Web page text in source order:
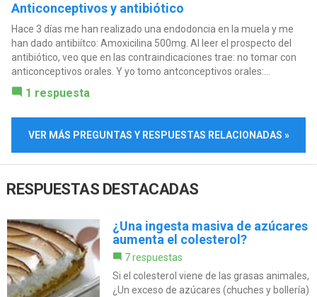
Anticonceptivos y antibiótico
Hace 3 días me han realizado una endodoncia en la muela y me
han dado antibiítco: Amoxicilina 500mg. Al leer el prospecto del
antibiótico, veo que en las contraindicaciones trae: no tomar con
anticonceptivos orales. Y yo tomo antconceptivos orales:...
1 respuesta
VER MÁS PREGUNTAS Y RESPUESTAS RELACIONADAS »
RESPUESTAS DESTACADAS
¿Una ingesta masiva de azúcares
aumenta el colesterol?
7 respuestas
Si el colesterol viene de las grasas animales,
¿Un exceso de azúcares (chuches y bollería)